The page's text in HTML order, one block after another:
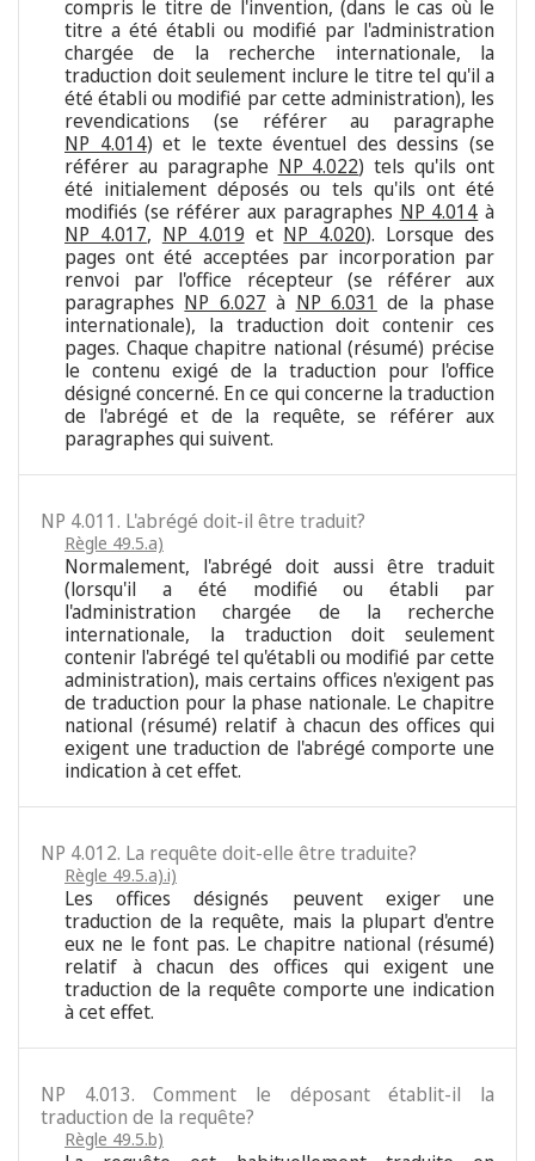
compris le titre de l'invention, (dans le cas où le
titre a été établi ou modifié par l'administration
chargée de la recherche internationale, la
traduction doit seulement inclure le titre tel qu'il a
été établi ou modifié par cette administration), les
revendications (se référer au paragraphe
NP 4.014) et le texte éventuel des dessins (se
référer au paragraphe NP 4.022) tels qu'ils ont
été initialement déposés ou tels qu'ils ont été
modifiés (se référer aux paragraphes NP 4.014 à
NP 4.017, NP 4.019 et NP 4.020). Lorsque des
pages ont été acceptées par incorporation par
renvoi par l'office récepteur (se référer aux
paragraphes NP 6.027 à NP 6.031 de la phase
internationale), la traduction doit contenir ces
pages. Chaque chapitre national (résumé) précise
le contenu exigé de la traduction pour l'office
désigné concerné. En ce qui concerne la traduction
de l'abrégé et de la requête, se référer aux
paragraphes qui suivent.
NP 4.011. L'abrégé doit-il être traduit?
Règle 49.5.a)
Normalement, l'abrégé doit aussi être traduit
(lorsqu'il a été modifié ou établi par
l'administration chargée de la recherche
internationale, la traduction doit seulement
contenir l'abrégé tel qu'établi ou modifié par cette
administration), mais certains offices n'exigent pas
de traduction pour la phase nationale. Le chapitre
national (résumé) relatif à chacun des offices qui
exigent une traduction de l'abrégé comporte une
indication à cet effet.
NP 4.012. La requête doit-elle être traduite?
Règle 49.5.a).i)
Les offices désignés peuvent exiger une
traduction de la requête, mais la plupart d'entre
eux ne le font pas. Le chapitre national (résumé)
relatif à chacun des offices qui exigent une
traduction de la requête comporte une indication
à cet effet.
NP 4.013. Comment le déposant établit-il la
traduction de la requête?
Règle 49.5.b)